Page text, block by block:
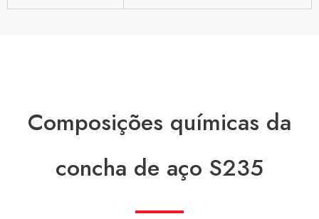
Composições químicas da
concha de aço S235